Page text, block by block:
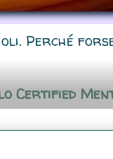
Perché
Certified